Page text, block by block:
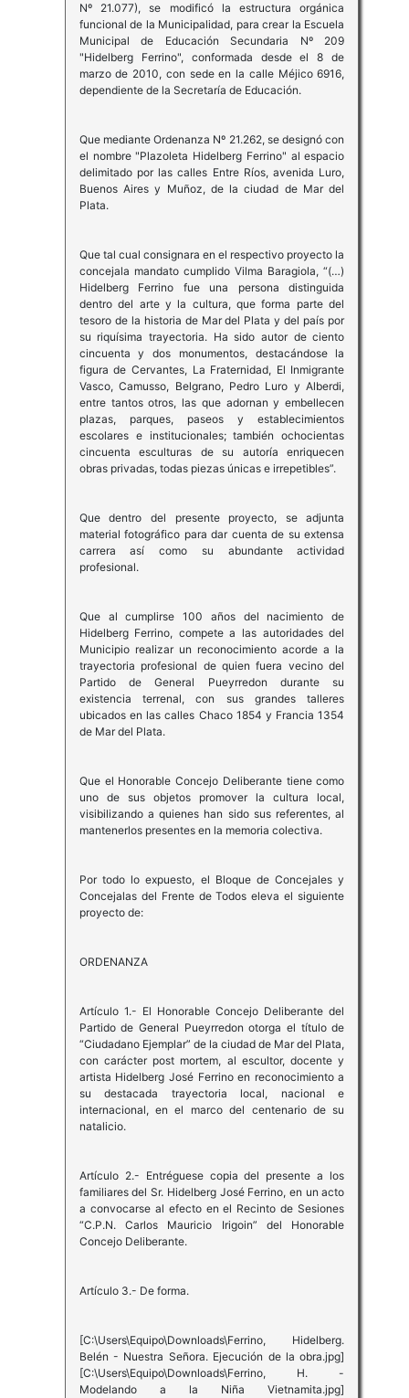
Nº 21.077), se modificó la estructura orgánica
funcional de la Municipalidad, para crear la Escuela
Municipal de Educación Secundaria Nº 209
"Hidelberg Ferrino", conformada desde el 8 de
marzo de 2010, con sede en la calle Méjico 6916,
dependiente de la Secretaría de Educación.
Que mediante Ordenanza Nº 21.262, se designó con
el nombre "Plazoleta Hidelberg Ferrino" al espacio
delimitado por las calles Entre Ríos, avenida Luro,
Buenos Aires y Muñoz, de la ciudad de Mar del
Plata.
Que tal cual consignara en el respectivo proyecto la
concejala mandato cumplido Vilma Baragiola, “(…)
Hidelberg Ferrino fue una persona distinguida
dentro del arte y la cultura, que forma parte del
tesoro de la historia de Mar del Plata y del país por
su riquísima trayectoria. Ha sido autor de ciento
cincuenta y dos monumentos, destacándose la
figura de Cervantes, La Fraternidad, El Inmigrante
Vasco, Camusso, Belgrano, Pedro Luro y Alberdi,
entre tantos otros, las que adornan y embellecen
plazas, parques, paseos y establecimientos
escolares e institucionales; también ochocientas
cincuenta esculturas de su autoría enriquecen
obras privadas, todas piezas únicas e irrepetibles”.
Que dentro del presente proyecto, se adjunta
material fotográfico para dar cuenta de su extensa
carrera así como su abundante actividad
profesional.
Que al cumplirse 100 años del nacimiento de
Hidelberg Ferrino, compete a las autoridades del
Municipio realizar un reconocimiento acorde a la
trayectoria profesional de quien fuera vecino del
Partido de General Pueyrredon durante su
existencia terrenal, con sus grandes talleres
ubicados en las calles Chaco 1854 y Francia 1354
de Mar del Plata.
Que el Honorable Concejo Deliberante tiene como
uno de sus objetos promover la cultura local,
visibilizando a quienes han sido sus referentes, al
mantenerlos presentes en la memoria colectiva.
Por todo lo expuesto, el Bloque de Concejales y
Concejalas del Frente de Todos eleva el siguiente
proyecto de:
ORDENANZA
Artículo 1.- El Honorable Concejo Deliberante del
Partido de General Pueyrredon otorga el título de
“Ciudadano Ejemplar” de la ciudad de Mar del Plata,
con carácter post mortem, al escultor, docente y
artista Hidelberg José Ferrino en reconocimiento a
su destacada trayectoria local, nacional e
internacional, en el marco del centenario de su
natalicio.
Artículo 2.- Entréguese copia del presente a los
familiares del Sr. Hidelberg José Ferrino, en un acto
a convocarse al efecto en el Recinto de Sesiones
“C.P.N. Carlos Mauricio Irigoin” del Honorable
Concejo Deliberante.
Artículo 3.- De forma.
[C:\Users\Equipo\Downloads\Ferrino, Hidelberg.
Belén - Nuestra Señora. Ejecución de la obra.jpg]
[C:\Users\Equipo\Downloads\Ferrino, H. -
Modelando a la Niña Vietnamita.jpg]